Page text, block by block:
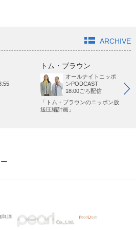
トム・ブラウン
オールナイトニッポ
ンPODCAST
18:00ごろ配信
「トム・ブラウンのニッポン放
送圧縮計画」
ARCHIVE